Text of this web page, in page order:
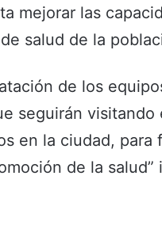
mejorar las
salud de la
de los
seguirán visitando
en la ciudad, para
de la salud”